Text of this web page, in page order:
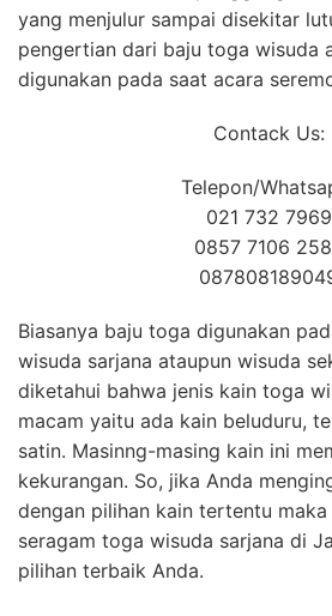
yang menjulur sampai disekitar
pengertian dari baju toga wisuda
digunakan pada saat acara
Contack Us:
Telepon/
021 732 7969
0857 7106
Biasanya baju toga digunakan
wisuda sarjana ataupun wisuda
diketahui bahwa jenis kain toga
macam yaitu ada kain beluduru,
satin. Masinng-masing kain ini
kekurangan. So, jika Anda
dengan pilihan kain tertentu
seragam toga wisuda sarjana di
pilihan terbaik Anda.